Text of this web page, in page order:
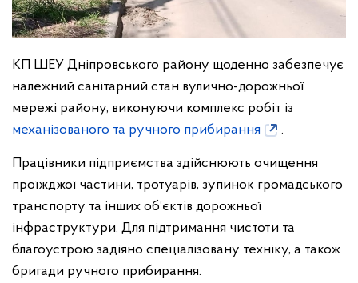
КП ШЕУ Дніпровського району щоденно забезпечує
належний санітарний стан вулично-дорожньої
мережі району, виконуючи комплекс робіт із
механізованого та ручного прибирання
.
Працівники підприємства здійснюють очищення
проїжджої частини, тротуарів, зупинок громадського
транспорту та інших об’єктів дорожньої
інфраструктури. Для підтримання чистоти та
благоустрою задіяно спеціалізовану техніку, а також
бригади ручного прибирання.